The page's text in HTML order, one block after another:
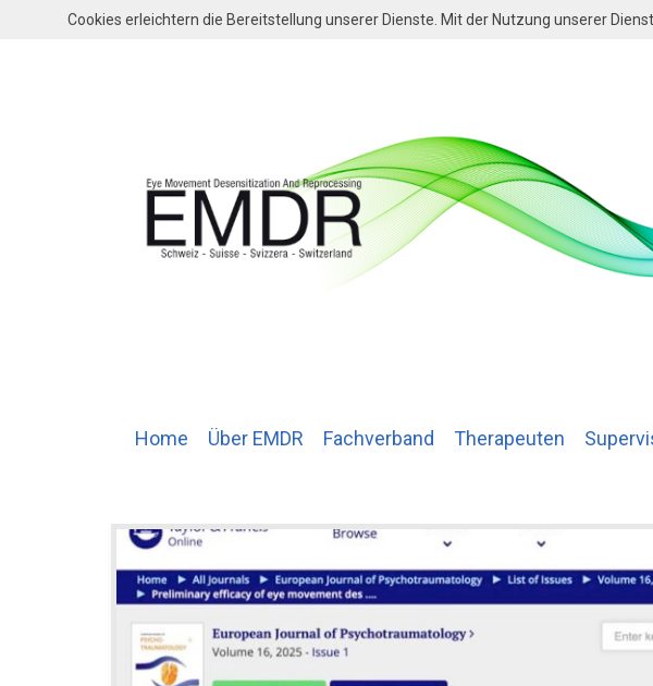
Home Über EMDR Fachverband Therapeuten
Cookies erleichtern die Bereitstellung unserer Dienste. Mit der Nutzung unserer